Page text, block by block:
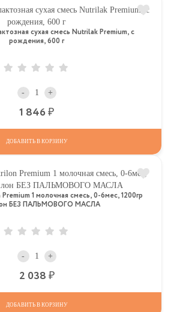
сухая смесь Nutrilak Premium, с
рождения, 600 г
- +
1 846
ДОБАВИТЬ В КОРЗИНУ
1 молочная смесь, 0-6мес, 1200гр
БЕЗ ПАЛЬМОВОГО МАСЛА
- +
2 038
ДОБАВИТЬ В КОРЗИНУ